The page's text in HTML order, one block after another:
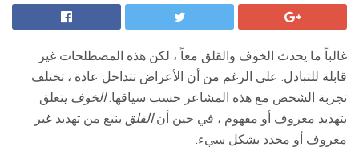
غالباً ما يحدث الخوف والقلق معاً ، لكن هذه المصطلحات غير
قابلة للتبادل. على الرغم من أن الأعراض تتداخل عادة ، تختلف
تجربة الشخص مع هذه المشاعر حسب سياقها.الخوف يتعلق
بتهديد معروف أو مفهوم ، في حين أنالقلق ينبع من تهديد غير
معروف أو محدد بشكل سيء.